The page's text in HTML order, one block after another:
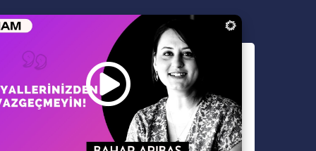
gerektiği üzerinde duracağız.